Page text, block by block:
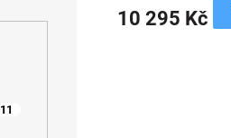
11
10 295 Kč